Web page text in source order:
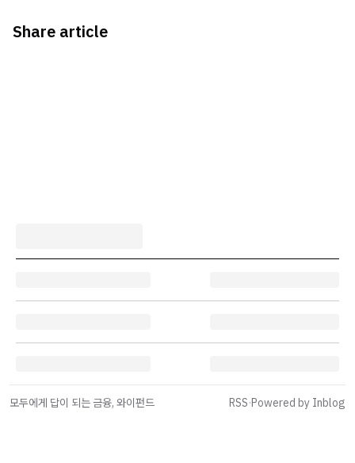
Share article
모두에게 답이 되는 금융, 와이펀드 RSS·Powered by Inblog